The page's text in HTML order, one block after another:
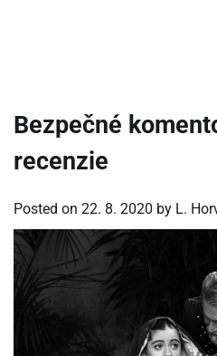
Bezpečné
recenzie
Posted on 22. 8. 2020 by L.